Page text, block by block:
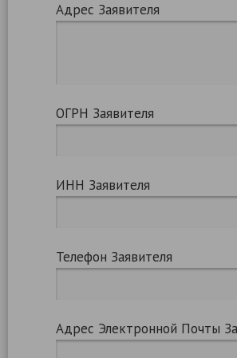
Адрес Заявителя
ОГРН Заявителя
ИНН Заявителя
Телефон Заявителя
Адрес Электронной Почты